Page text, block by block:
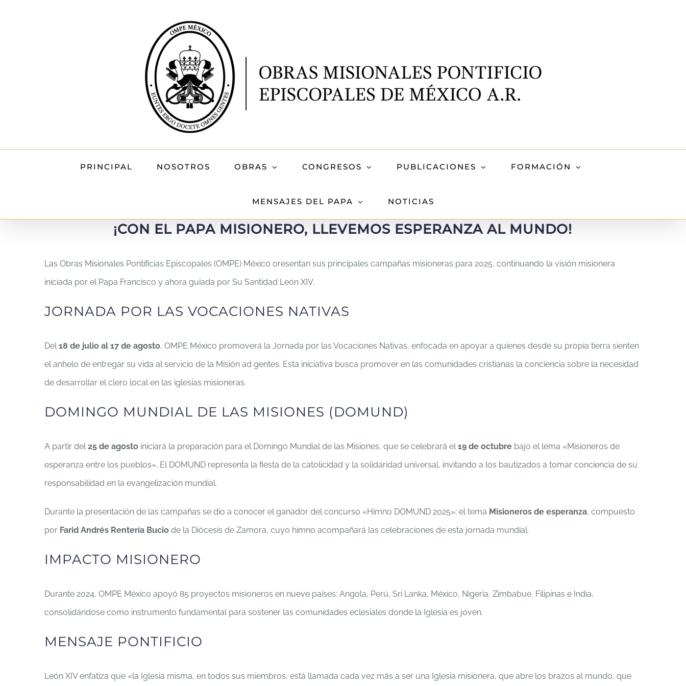
PRINCIPAL NOSOTROS OBRAS CONGRESOS PUBLICACIONES FORMACIÓN
MENSAJES DEL PAPA NOTICIAS
¡CON EL PAPA MISIONERO, LLEVEMOS ESPERANZA AL MUNDO!
Las Obras Misionales Pontificias Episcopales (OMPE) México oresentan sus principales campañas misioneras para 2025, continuando la visión misionera
iniciada por el Papa Francisco y ahora guiada por Su Santidad León XIV.
JORNADA POR LAS VOCACIONES NATIVAS
Del 18 de julio al 17 de agosto, OMPE México promoverá la Jornada por las Vocaciones Nativas, enfocada en apoyar a quienes desde su propia tierra sienten
el anhelo de entregar su vida al servicio de la Misión ad gentes. Esta iniciativa busca promover en las comunidades cristianas la conciencia sobre la necesidad
de desarrollar el clero local en las iglesias misioneras.
DOMINGO MUNDIAL DE LAS MISIONES (DOMUND)
A partir del 25 de agostoiniciará la preparación para el Domingo Mundial de las Misiones, que se celebrará el 19 de octubrebajo el lema «Misioneros de
esperanza entre los pueblos». El DOMUND representa la fiesta de la catolicidad y la solidaridad universal, invitando a los bautizados a tomar conciencia de su
responsabilidad en la evangelización mundial.
Durante la presentación de las campañas se dio a conocer el ganador del concurso «Himno DOMUND 2025»: el tema Misioneros de esperanza, compuesto
por Farid Andrés Rentería Buciode la Diócesis de Zamora, cuyo himno acompañará las celebraciones de esta jornada mundial.
IMPACTO MISIONERO
Durante 2024, OMPE México apoyó 85 proyectos misioneros en nueve países: Angola, Perú, Sri Lanka, México, Nigeria, Zimbabue, Filipinas e India,
consolidándose como instrumento fundamental para sostener las comunidades eclesiales donde la Iglesia es joven.
MENSAJE PONTIFICIO
León XIV enfatiza que «la Iglesia misma, en todos sus miembros, está llamada cada vez más a ser una Iglesia misionera, que abre los brazos al mundo, que